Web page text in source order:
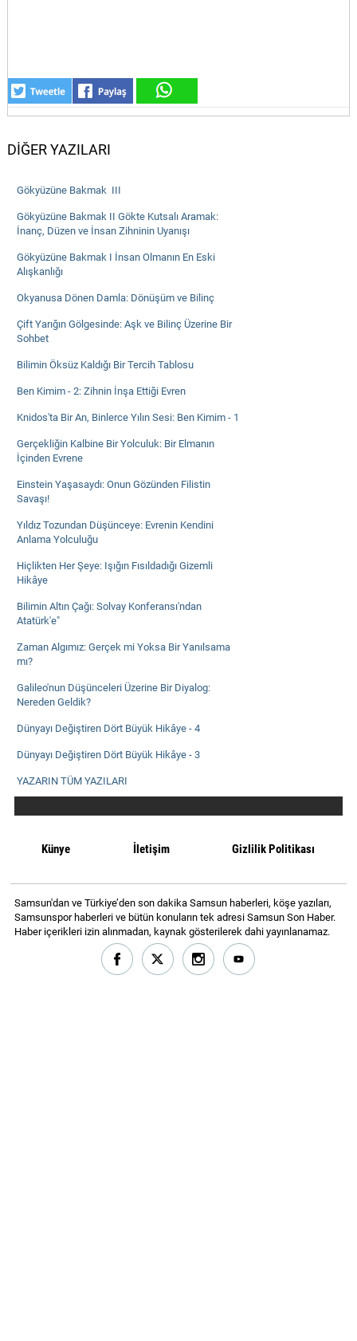
DİĞER YAZILARI
Gökyüzüne Bakmak  III
Gökyüzüne Bakmak II Gökte Kutsalı Aramak:
İnanç, Düzen ve İnsan Zihninin Uyanışı
Gökyüzüne Bakmak I İnsan Olmanın En Eski
Alışkanlığı
Okyanusa Dönen Damla: Dönüşüm ve Bilinç
Çift Yarığın Gölgesinde: Aşk ve Bilinç Üzerine Bir
Sohbet
Bilimin Öksüz Kaldığı Bir Tercih Tablosu
Ben Kimim - 2: Zihnin İnşa Ettiği Evren
Knidos'ta Bir An, Binlerce Yılın Sesi: Ben Kimim - 1
Gerçekliğin Kalbine Bir Yolculuk: Bir Elmanın
İçinden Evrene
Einstein Yaşasaydı: Onun Gözünden Filistin
Savaşı!
Yıldız Tozundan Düşünceye: Evrenin Kendini
Anlama Yolculuğu
Hiçlikten Her Şeye: Işığın Fısıldadığı Gizemli
Hikâye
Bilimin Altın Çağı: Solvay Konferansı'ndan
Atatürk'e"
Zaman Algımız: Gerçek mi Yoksa Bir Yanılsama
mı?
Galileo'nun Düşünceleri Üzerine Bir Diyalog:
Nereden Geldik?
Dünyayı Değiştiren Dört Büyük Hikâye - 4
Dünyayı Değiştiren Dört Büyük Hikâye - 3
YAZARIN TÜM YAZILARI
Künye İletişim Gizlilik Politikası
Samsun'dan ve Türkiye’den son dakika Samsun haberleri, köşe yazıları,
Samsunspor haberleri ve bütün konuların tek adresi Samsun Son Haber.
Haber içerikleri izin alınmadan, kaynak gösterilerek dahi yayınlanamaz.